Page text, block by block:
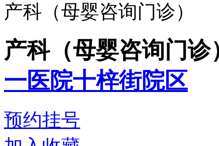
产科（母婴咨询门诊）
产科（母婴咨询门诊
一医院十梓街院区
预约挂号